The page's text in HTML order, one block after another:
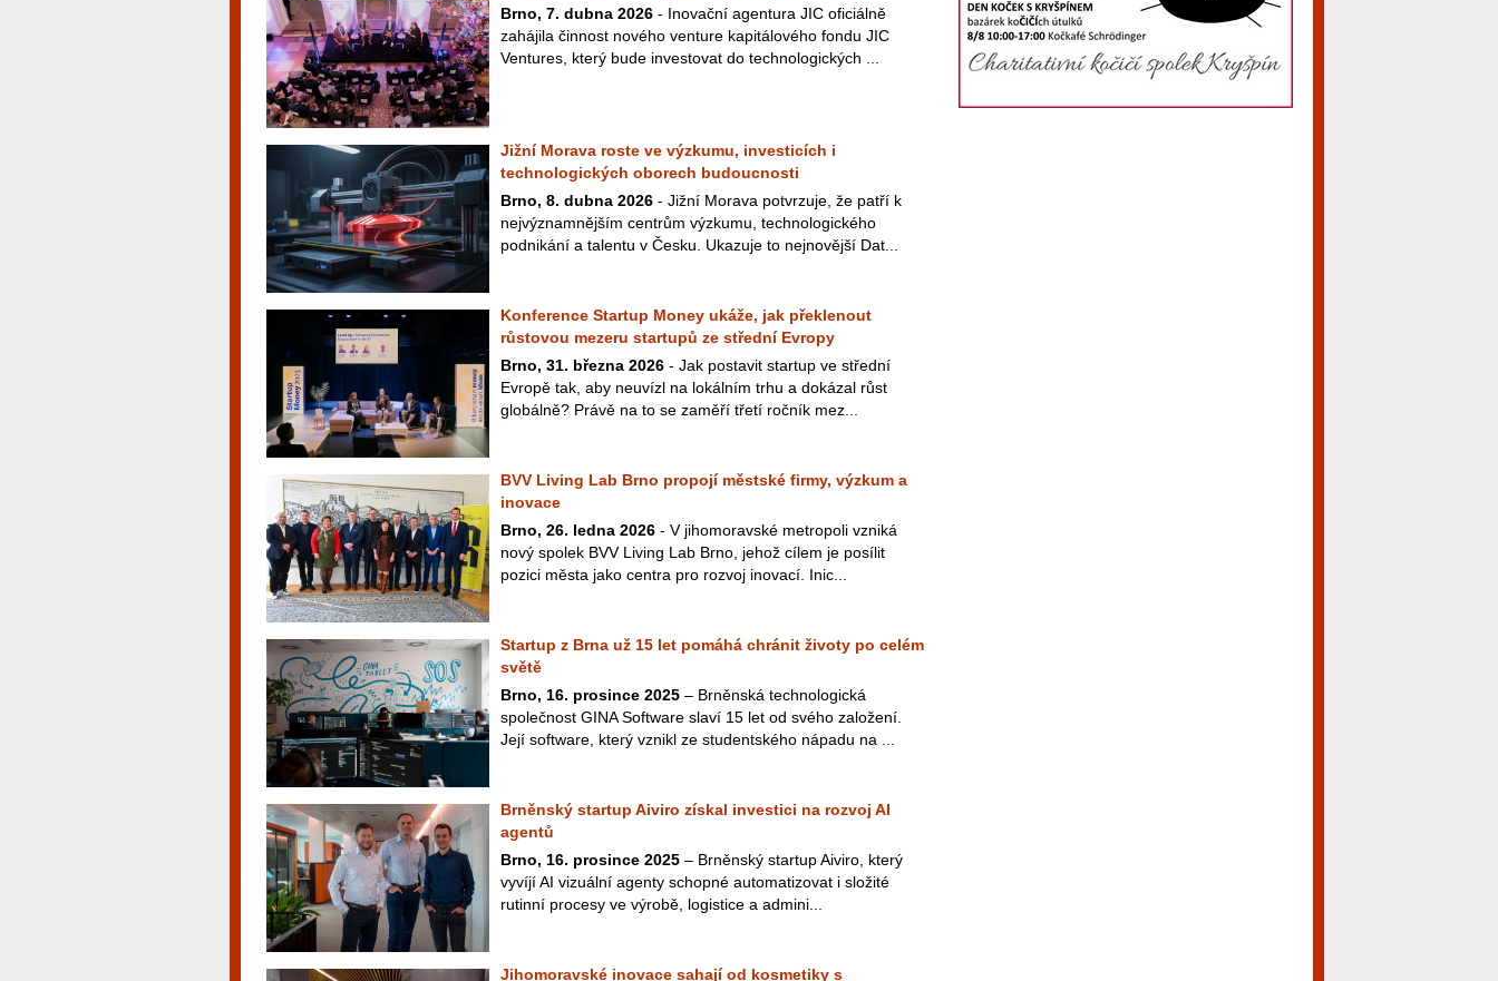
Brno, 7. dubna 2026 - Inovační agentura JIC oficiálně
zahájila činnost nového venture kapitálového fondu JIC
Ventures, který bude investovat do technologických ...
Jižní Morava roste ve výzkumu, investicích i
technologických oborech budoucnosti
Brno, 8. dubna 2026 - Jižní Morava potvrzuje, že patří k
nejvýznamnějším centrům výzkumu, technologického
podnikání a talentu v Česku. Ukazuje to nejnovější Dat...
Konference Startup Money ukáže, jak překlenout
růstovou mezeru startupů ze střední Evropy
Brno, 31. března 2026 - Jak postavit startup ve střední
Evropě tak, aby neuvízl na lokálním trhu a dokázal růst
globálně? Právě na to se zaměří třetí ročník mez...
BVV Living Lab Brno propojí městské firmy, výzkum a
inovace
Brno, 26. ledna 2026 - V jihomoravské metropoli vzniká
nový spolek BVV Living Lab Brno, jehož cílem je posílit
pozici města jako centra pro rozvoj inovací. Inic...
Startup z Brna už 15 let pomáhá chránit životy po celém
světě
Brno, 16. prosince 2025 – Brněnská technologická
společnost GINA Software slaví 15 let od svého založení.
Její software, který vznikl ze studentského nápadu na ...
Brněnský startup Aiviro získal investici na rozvoj AI
agentů
Brno, 16. prosince 2025 – Brněnský startup Aiviro, který
vyvíjí AI vizuální agenty schopné automatizovat i složité
rutinní procesy ve výrobě, logistice a admini...
Jihomoravské inovace sahají od kosmetiky s